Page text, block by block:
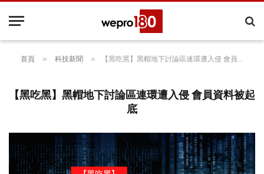
首頁 » 科技新聞 » 【黑吃黑】黑帽地下討論區連環遭入侵 會員資料被起底
【黑吃黑】黑帽地下討論區連環遭入侵 會員資料被起
底